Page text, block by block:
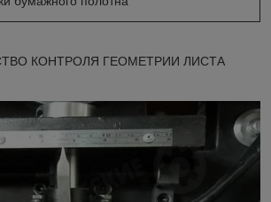
ГЕОМЕТРИИ ЛИСТА